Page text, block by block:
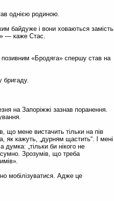
однією родиною.
байдуже і вони ховаються замість
— каже Стас.
позивним «Бродяга» спершу став на
бригаду.
на Запоріжжі зазнав поранення.
що мене вистачить тільки на пів
кажуть, „дурням щастить“. І мені
„тільки би нікого не
Зрозумів, що треба
мобілізуватися. Адже це